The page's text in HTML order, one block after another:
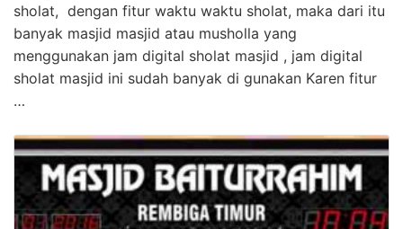
sholat, dengan fitur waktu waktu sholat, maka dari itu
banyak masjid masjid atau musholla yang
menggunakan jam digital sholat masjid , jam digital
sholat masjid ini sudah banyak di gunakan Karen fitur
…